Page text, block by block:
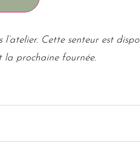
l’atelier. Cette senteur est
la prochaine fournée.